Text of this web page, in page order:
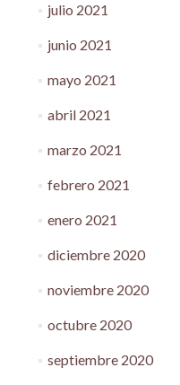
julio 2021
junio 2021
mayo 2021
abril 2021
marzo 2021
febrero 2021
enero 2021
diciembre 2020
noviembre 2020
octubre 2020
septiembre 2020